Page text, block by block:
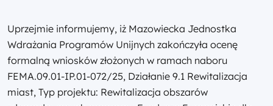
Uprzejmie informujemy, iż Mazowiecka Jednostka
Wdrażania Programów Unijnych zakończyła ocenę
formalną wniosków złożonych w ramach naboru
FEMA.09.01-IP.01-072/25, Działanie 9.1 Rewitalizacja
miast, Typ projektu: Rewitalizacja obszarów